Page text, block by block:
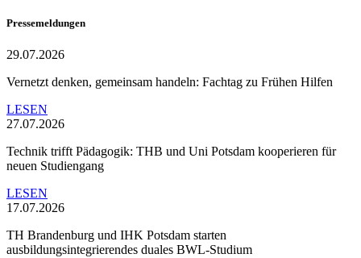
Pressemeldungen
29.07.2026
Vernetzt denken, gemeinsam handeln: Fachtag zu Frühen Hilfen
LESEN
27.07.2026
Technik trifft Pädagogik: THB und Uni Potsdam kooperieren für
neuen Studiengang
LESEN
17.07.2026
TH Brandenburg und IHK Potsdam starten
ausbildungsintegrierendes duales BWL-Studium